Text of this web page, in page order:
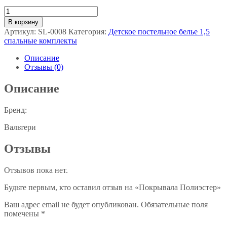
Количество
товара
Покрывала
Полиэстер
В корзину
Артикул: SL-0008 Категория: Детское постельное белье 1,5
спальные комплекты
Описание
Отзывы (0)
Описание
Бренд:
Вальтери
Отзывы
Отзывов пока нет.
Будьте первым, кто оставил отзыв на «Покрывала Полиэстер»
Ваш адрес email не будет опубликован. Обязательные поля
помечены *